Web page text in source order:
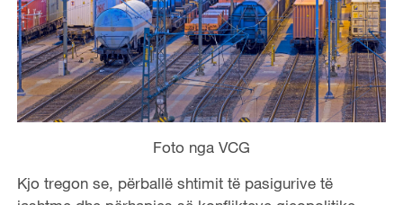
Foto nga VCG
Kjo tregon se, përballë shtimit të pasigurive të